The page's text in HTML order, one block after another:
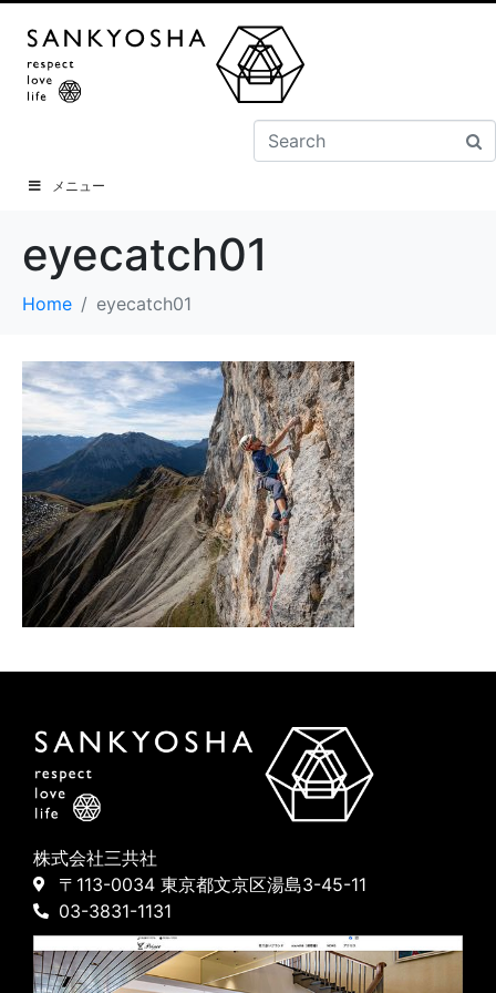
メニュー
eyecatch01
Home eyecatch01
株式会社三共社
〒113-0034 東京都文京区湯島3-45-11
03-3831-1131